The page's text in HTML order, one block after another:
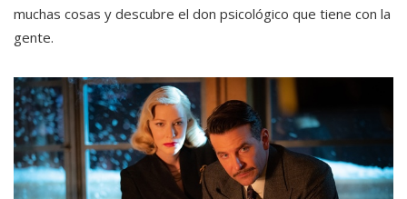
muchas cosas y descubre el don psicológico que tiene con la
gente.